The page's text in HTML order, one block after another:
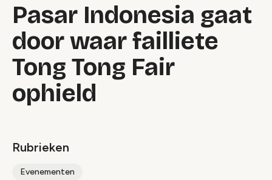
Pasar Indonesia gaat
door waar failliete
Tong Tong Fair
ophield
Rubrieken
Evenementen